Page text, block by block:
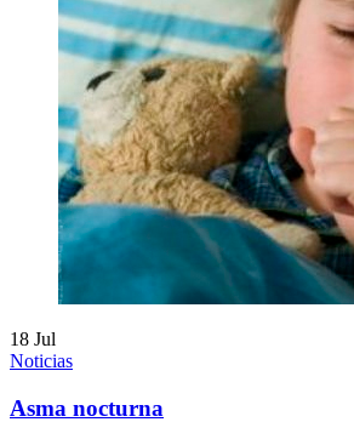
18 Jul
Noticias
Asma nocturna